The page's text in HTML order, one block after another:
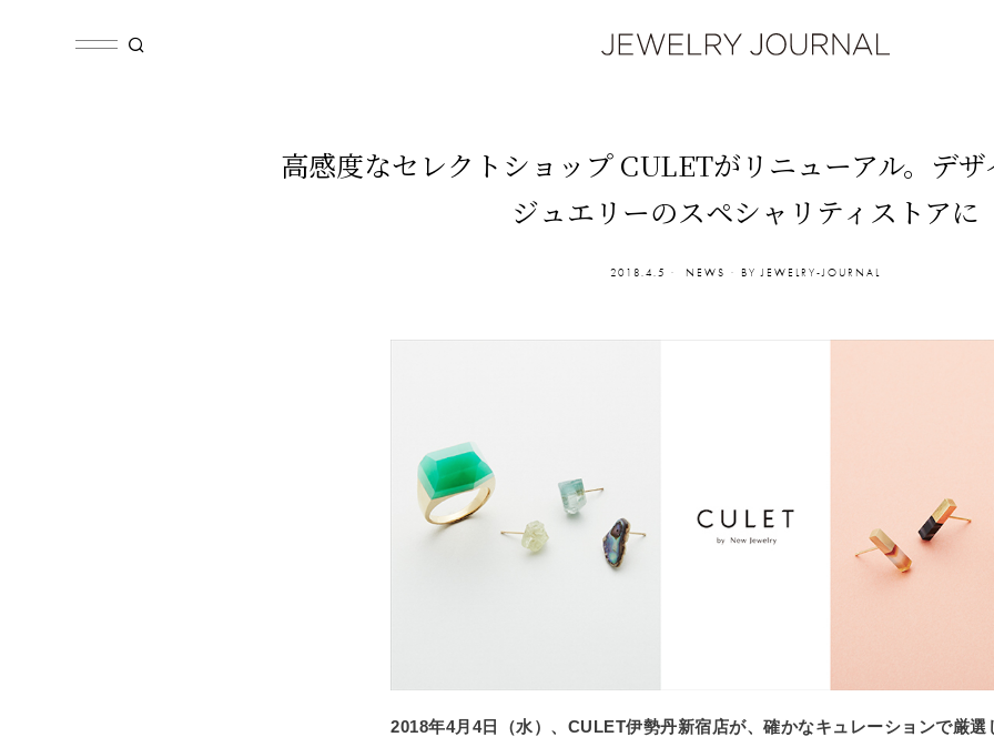
高感度なセレクトショップ CULETがリニューアル。デ
ジュエリーのスペシャリティストアに
2018.4.5 NEWS BY JEWELRY-JOURNAL
2018年4月4日（水）、CULET伊勢丹新宿店が、確かなキュレーションで厳選